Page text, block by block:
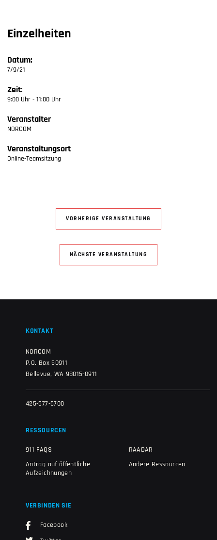
Einzelheiten
Datum:
7/9/21
Zeit:
9:00 Uhr - 11:00 Uhr
Veranstalter
NORCOM
Veranstaltungsort
Online-Teamsitzung
VORHERIGE VERANSTALTUNG
NÄCHSTE VERANSTALTUNG
KONTAKT
NORCOM
P.O. Box 50911
Bellevue, WA 98015-0911
425-577-5700
RESSOURCEN
911 FAQS
Antrag auf öffentliche
Aufzeichnungen
RAADAR
Andere Ressourcen
VERBINDEN SIE
Facebook